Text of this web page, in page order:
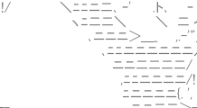
.!/ ＼ﾆﾆニ二､ ｰ' .ト､
ｌ l ヽﾆ二二＼ ＼ 二
l. l ､ニニニ＞＿_ ,.-'"
.l .l ､ﾆﾆニニニニニ
ー.l .l ニニ二二
ﾊ ! ,ﾆﾆニニニ
!ｰ´ ｀ｰ! ﾆニニニ